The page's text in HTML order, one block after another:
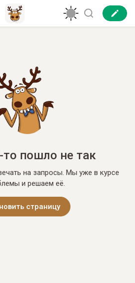
то пошло не так
на запросы. Мы уже в курсе
и решаем её.
страницу